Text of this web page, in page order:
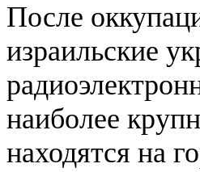
После
израильские
наиболее
находятся на